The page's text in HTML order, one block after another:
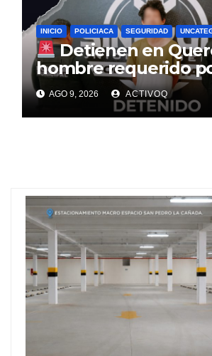
INICIO POLICIACA SEGURIDAD
Detienen en
hombre requerido
autoridades de la
México
AGO 9, 2026 ACTIVOQ